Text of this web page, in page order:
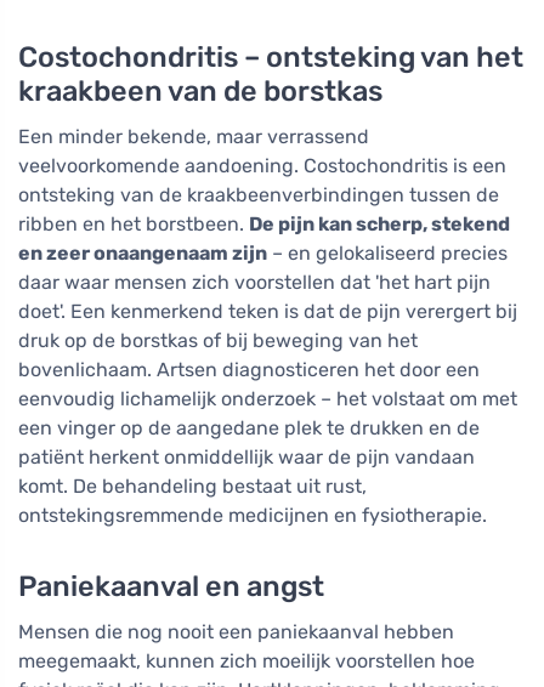
Costochondritis – ontsteking van het
kraakbeen van de borstkas
Een minder bekende, maar verrassend
veelvoorkomende aandoening. Costochondritis is een
ontsteking van de kraakbeenverbindingen tussen de
ribben en het borstbeen. De pijn kan scherp, stekend
en zeer onaangenaam zijn – en gelokaliseerd precies
daar waar mensen zich voorstellen dat 'het hart pijn
doet'. Een kenmerkend teken is dat de pijn verergert bij
druk op de borstkas of bij beweging van het
bovenlichaam. Artsen diagnosticeren het door een
eenvoudig lichamelijk onderzoek – het volstaat om met
een vinger op de aangedane plek te drukken en de
patiënt herkent onmiddellijk waar de pijn vandaan
komt. De behandeling bestaat uit rust,
ontstekingsremmende medicijnen en fysiotherapie.
Paniekaanval en angst
Mensen die nog nooit een paniekaanval hebben
meegemaakt, kunnen zich moeilijk voorstellen hoe